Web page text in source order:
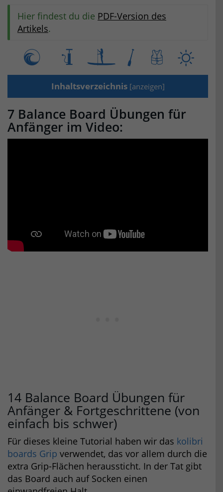
Hier findest du die PDF-Version des
Artikels.
Inhaltsverzeichnis [anzeigen]
7 Balance Board Übungen für
Anfänger im Video:
14 Balance Board Übungen für
Anfänger & Fortgeschrittene (von
einfach bis schwer)
Für dieses kleine Tutorial haben wir das kolibri
boards Grip verwendet, das vor allem durch die
extra Grip-Flächen heraussticht. In der Tat gibt
das Board auch auf Socken einen